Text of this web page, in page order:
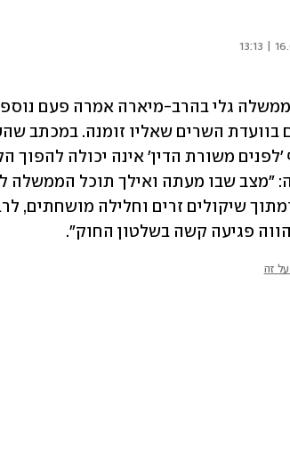
פגיעה קשה בשלטון החוק".
זה